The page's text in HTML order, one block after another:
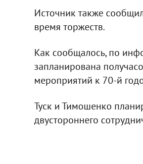
Источник также
время торжеств.
Как сообщалось, по
запланирована
мероприятий к 70-й
Туск и Тимошенко
двустороннего